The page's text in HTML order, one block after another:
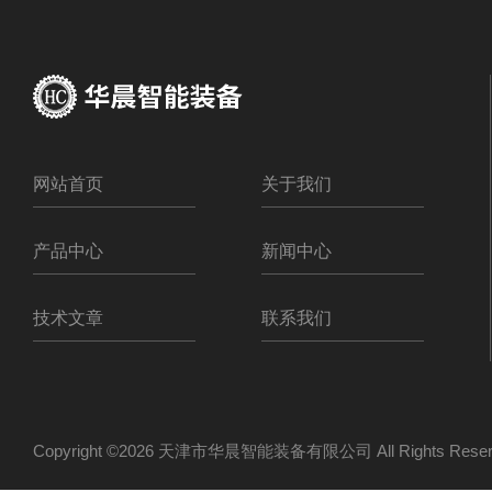
网站首页 关于我们
产品中心 新闻中心
技术文章 联系我们
Copyright ©2026 天津市华晨智能装备有限公司 All Rights